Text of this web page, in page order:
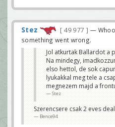
Stez 49 977
—
something went wrong.
Jol atkurtak Ballardot a
Na mindegy,
elso hettol, de sok
lyukakkal meg tele a
megnezem majd a
Stez
Szerencsere csak 2 eves
Bence94